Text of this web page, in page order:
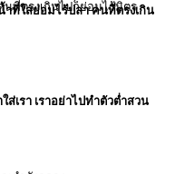
ำที่ใสย่อมไร้ปลา คนที่ตรงเกิน
ส่เรา เราอย่าไปทำตัวต่ำสวน